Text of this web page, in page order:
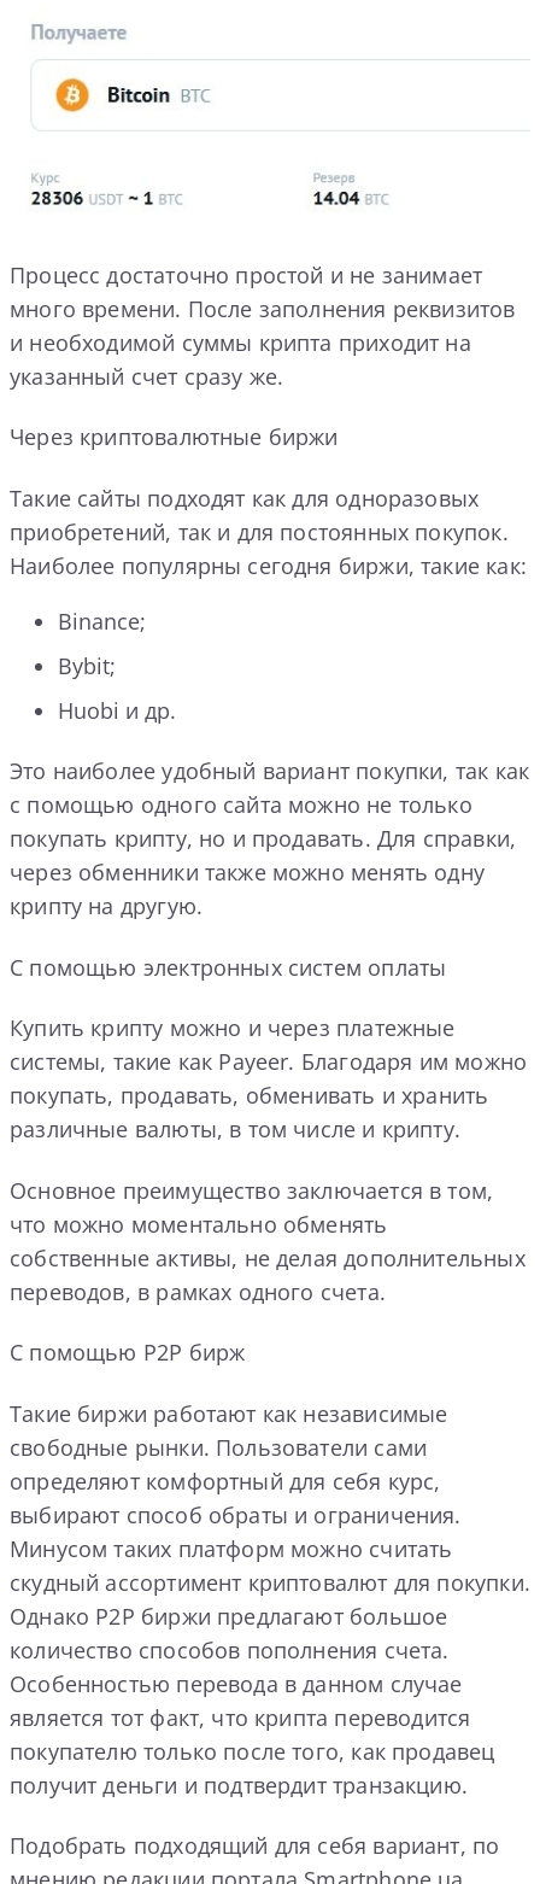
Процесс достаточно простой и не занимает
много времени. После заполнения реквизитов
и необходимой суммы крипта приходит на
указанный счет сразу же.
Через криптовалютные биржи
Такие сайты подходят как для одноразовых
приобретений, так и для постоянных покупок.
Наиболее популярны сегодня биржи, такие как:
Binance;
Bybit;
Huobi и др.
Это наиболее удобный вариант покупки, так как
с помощью одного сайта можно не только
покупать крипту, но и продавать. Для справки,
через обменники также можно менять одну
крипту на другую.
С помощью электронных систем оплаты
Купить крипту можно и через платежные
системы, такие как Payeer. Благодаря им можно
покупать, продавать, обменивать и хранить
различные валюты, в том числе и крипту.
Основное преимущество заключается в том,
что можно моментально обменять
собственные активы, не делая дополнительных
переводов, в рамках одного счета.
С помощью Р2Р бирж
Такие биржи работают как независимые
свободные рынки. Пользователи сами
определяют комфортный для себя курс,
выбирают способ обраты и ограничения.
Минусом таких платформ можно считать
скудный ассортимент криптовалют для покупки.
Однако Р2Р биржи предлагают большое
количество способов пополнения счета.
Особенностью перевода в данном случае
является тот факт, что крипта переводится
покупателю только после того, как продавец
получит деньги и подтвердит транзакцию.
Подобрать подходящий для себя вариант, по